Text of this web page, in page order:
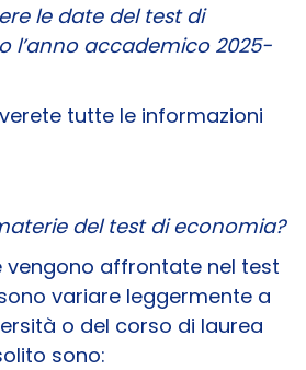
le date del test di
l’anno accademico 2025-
tutte le informazioni
del test di economia?
vengono affrontate nel test
variare leggermente a
o del corso di laurea
sono: